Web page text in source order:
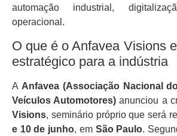
automação industrial,
operacional.
O que é o Anfavea Visions
estratégico para a indústria
A Anfavea (Associação Nacional
Veículos Automotores) anunciou a
Visions, seminário próprio que será
e 10 de junho, em São Paulo.